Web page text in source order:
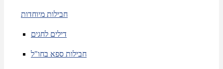
חבילות מיוחדות
דילים לחגים
חבילות ספא בחו"ל